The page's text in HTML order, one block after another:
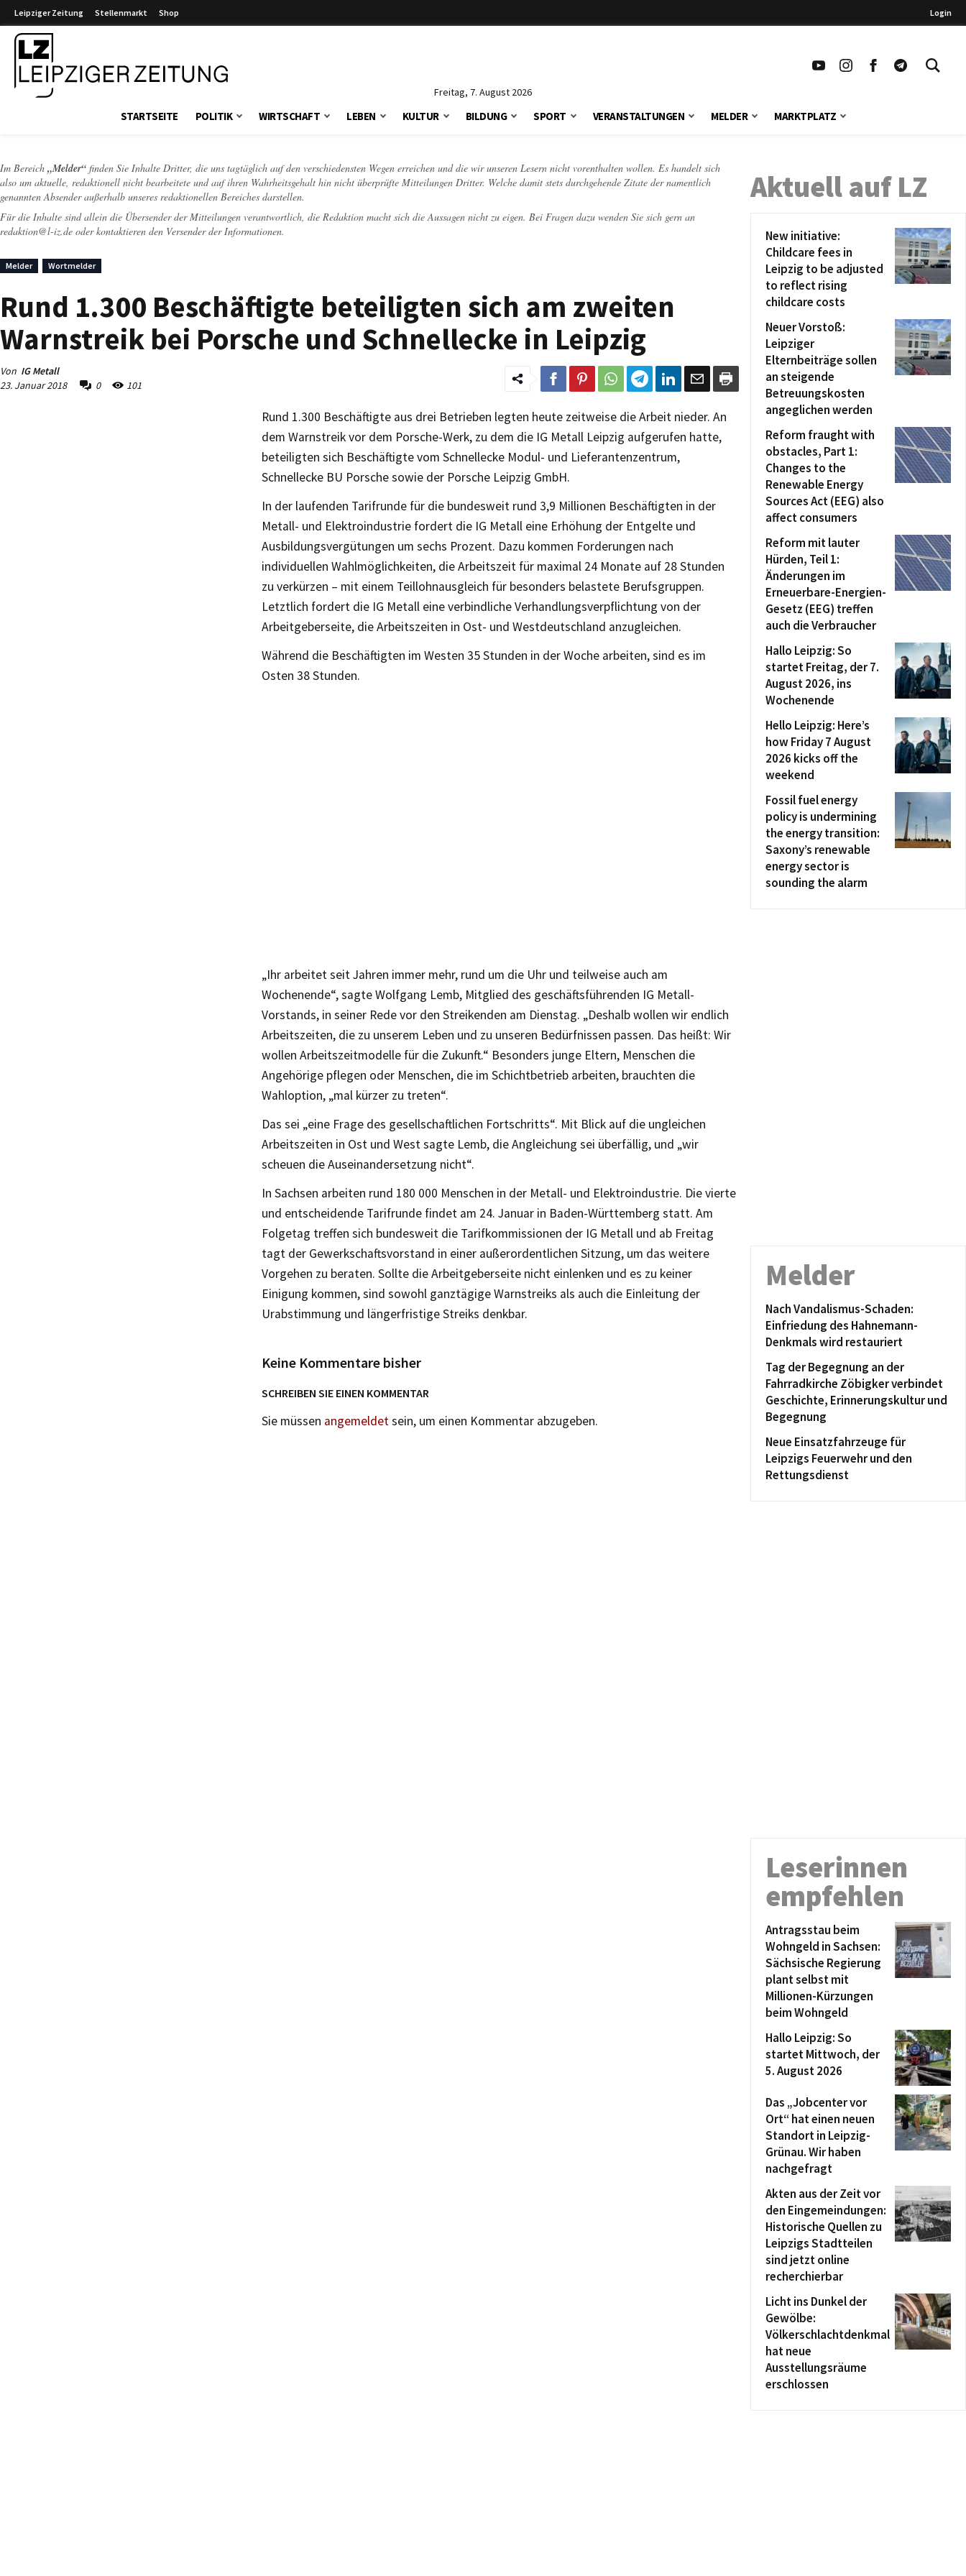
Leipziger Zeitung Stellenmarkt Shop Login
Freitag, 7. August 2026
STARTSEITE POLITIK WIRTSCHAFT LEBEN KULTUR BILDUNG SPORT VERANSTALTUNGEN MELDER MARKTPLATZ
Im Bereich „Melder“ finden Sie Inhalte Dritter, die uns tagtäglich auf den verschiedensten Wegen erreichen und die wir unseren Lesern nicht vorenthalten wollen. Es handelt sich
also um aktuelle, redaktionell nicht bearbeitete und auf ihren Wahrheitsgehalt hin nicht überprüfte Mitteilungen Dritter. Welche damit stets durchgehende Zitate der namentlich
genannten Absender außerhalb unseres redaktionellen Bereiches darstellen.
Für die Inhalte sind allein die Übersender der Mitteilungen verantwortlich, die Redaktion macht sich die Aussagen nicht zu eigen. Bei Fragen dazu wenden Sie sich gern an
redaktion@l-iz.de oder kontaktieren den Versender der Informationen.
Melder Wortmelder
Rund 1.300 Beschäftigte beteiligten sich am zweiten
Warnstreik bei Porsche und Schnellecke in Leipzig
Von IG Metall
23. Januar 2018
0 101
Rund 1.300 Beschäftigte aus drei Betrieben legten heute zeitweise die Arbeit nieder. An
dem Warnstreik vor dem Porsche-Werk, zu dem die IG Metall Leipzig aufgerufen hatte,
beteiligten sich Beschäftigte vom Schnellecke Modul- und Lieferantenzentrum,
Schnellecke BU Porsche sowie der Porsche Leipzig GmbH.
In der laufenden Tarifrunde für die bundesweit rund 3,9 Millionen Beschäftigten in der
Metall- und Elektroindustrie fordert die IG Metall eine Erhöhung der Entgelte und
Ausbildungsvergütungen um sechs Prozent. Dazu kommen Forderungen nach
individuellen Wahlmöglichkeiten, die Arbeitszeit für maximal 24 Monate auf 28 Stunden
zu verkürzen – mit einem Teillohnausgleich für besonders belastete Berufsgruppen.
Letztlich fordert die IG Metall eine verbindliche Verhandlungsverpflichtung von der
Arbeitgeberseite, die Arbeitszeiten in Ost- und Westdeutschland anzugleichen.
Während die Beschäftigten im Westen 35 Stunden in der Woche arbeiten, sind es im
Osten 38 Stunden.
„Ihr arbeitet seit Jahren immer mehr, rund um die Uhr und teilweise auch am
Wochenende“, sagte Wolfgang Lemb, Mitglied des geschäftsführenden IG Metall-
Vorstands, in seiner Rede vor den Streikenden am Dienstag. „Deshalb wollen wir endlich
Arbeitszeiten, die zu unserem Leben und zu unseren Bedürfnissen passen. Das heißt: Wir
wollen Arbeitszeitmodelle für die Zukunft.“ Besonders junge Eltern, Menschen die
Angehörige pflegen oder Menschen, die im Schichtbetrieb arbeiten, brauchten die
Wahloption, „mal kürzer zu treten“.
Das sei „eine Frage des gesellschaftlichen Fortschritts“. Mit Blick auf die ungleichen
Arbeitszeiten in Ost und West sagte Lemb, die Angleichung sei überfällig, und „wir
scheuen die Auseinandersetzung nicht“.
In Sachsen arbeiten rund 180 000 Menschen in der Metall- und Elektroindustrie. Die vierte
und entscheidende Tarifrunde findet am 24. Januar in Baden-Württemberg statt. Am
Folgetag treffen sich bundesweit die Tarifkommissionen der IG Metall und ab Freitag
tagt der Gewerkschaftsvorstand in einer außerordentlichen Sitzung, um das weitere
Vorgehen zu beraten. Sollte die Arbeitgeberseite nicht einlenken und es zu keiner
Einigung kommen, sind sowohl ganztägige Warnstreiks als auch die Einleitung der
Urabstimmung und längerfristige Streiks denkbar.
Keine Kommentare bisher
SCHREIBEN SIE EINEN KOMMENTAR
Sie müssen angemeldetsein, um einen Kommentar abzugeben.
Aktuell auf LZ
New initiative:
Childcare fees in
Leipzig to be adjusted
to reflect rising
childcare costs
Neuer Vorstoß:
Leipziger
Elternbeiträge sollen
an steigende
Betreuungskosten
angeglichen werden
Reform fraught with
obstacles, Part 1:
Changes to the
Renewable Energy
Sources Act (EEG) also
affect consumers
Reform mit lauter
Hürden, Teil 1:
Änderungen im
Erneuerbare-Energien-
Gesetz (EEG) treffen
auch die Verbraucher
Hallo Leipzig: So
startet Freitag, der 7.
August 2026, ins
Wochenende
Hello Leipzig: Here’s
how Friday 7 August
2026 kicks off the
weekend
Fossil fuel energy
policy is undermining
the energy transition:
Saxony’s renewable
energy sector is
sounding the alarm
Melder
Nach Vandalismus-Schaden:
Einfriedung des Hahnemann-
Denkmals wird restauriert
Tag der Begegnung an der
Fahrradkirche Zöbigker verbindet
Geschichte, Erinnerungskultur und
Begegnung
Neue Einsatzfahrzeuge für
Leipzigs Feuerwehr und den
Rettungsdienst
Leserinnen
empfehlen
Antragsstau beim
Wohngeld in Sachsen:
Sächsische Regierung
plant selbst mit
Millionen-Kürzungen
beim Wohngeld
Hallo Leipzig: So
startet Mittwoch, der
5. August 2026
Das „Jobcenter vor
Ort“ hat einen neuen
Standort in Leipzig-
Grünau. Wir haben
nachgefragt
Akten aus der Zeit vor
den Eingemeindungen:
Historische Quellen zu
Leipzigs Stadtteilen
sind jetzt online
recherchierbar
Licht ins Dunkel der
Gewölbe:
Völkerschlachtdenkmal
hat neue
Ausstellungsräume
erschlossen